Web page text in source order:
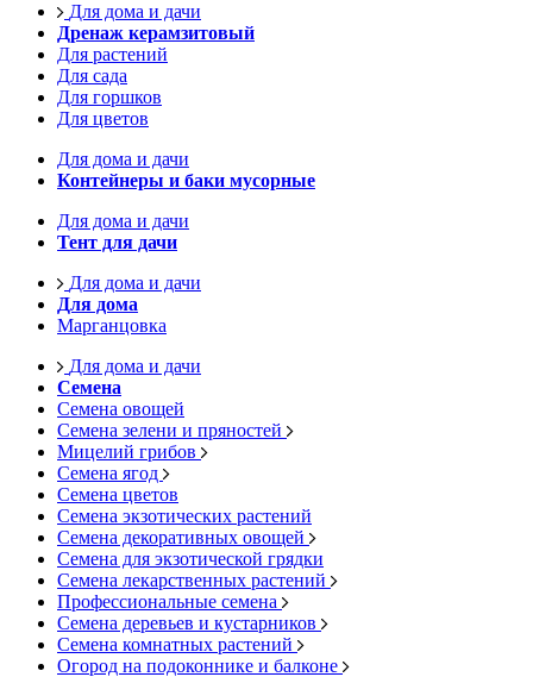
Для дома и дачи
Дренаж керамзитовый
Для растений
Для сада
Для горшков
Для цветов
Для дома и дачи
Контейнеры и баки мусорные
Для дома и дачи
Тент для дачи
Для дома и дачи
Для дома
Марганцовка
Для дома и дачи
Семена
Семена овощей
Семена зелени и пряностей
Мицелий грибов
Семена ягод
Семена цветов
Семена экзотических растений
Семена декоративных овощей
Семена для экзотической грядки
Семена лекарственных растений
Профессиональные семена
Семена деревьев и кустарников
Семена комнатных растений
Огород на подоконнике и балконе